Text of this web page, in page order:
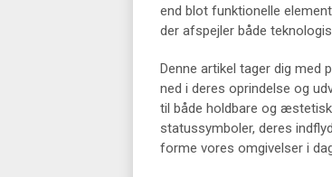
end blot funktionelle
der afspejler både
Denne artikel tager dig med
ned i deres oprindelse og
til både holdbare og
statussymboler, deres
forme vores omgivelser i